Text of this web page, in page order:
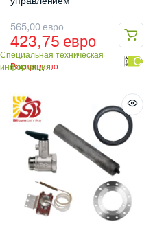
565,00евро
423,75 евро
Распродано
Специальная техническая
информация.
С